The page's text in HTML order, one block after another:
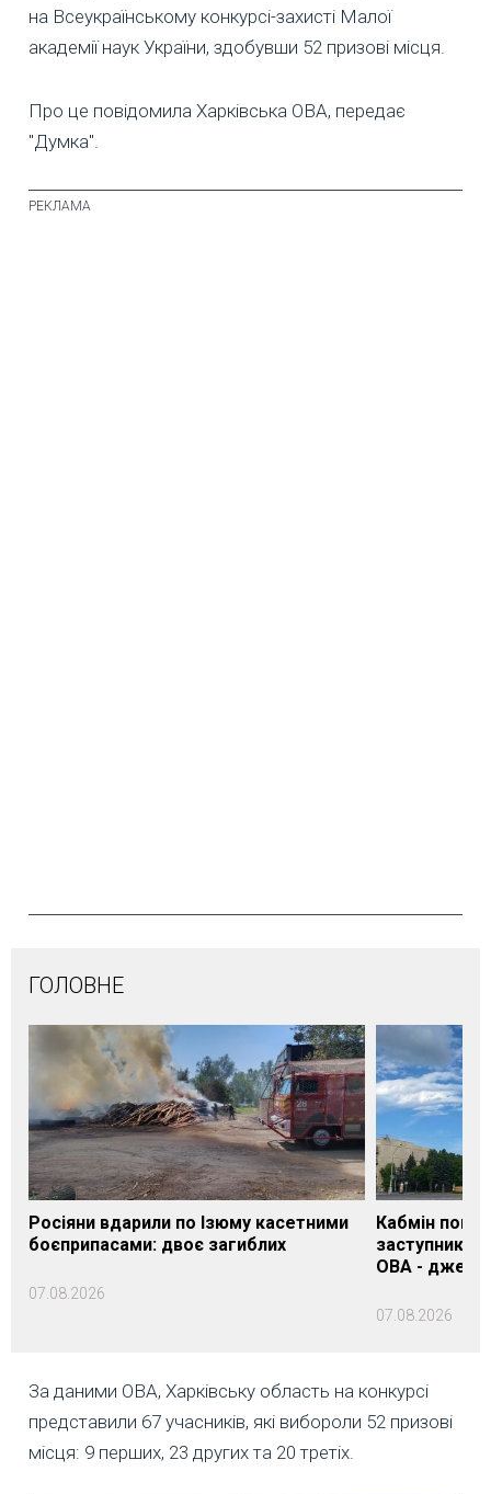
на Всеукраїнському конкурсі-захисті Малої
академії наук України, здобувши 52 призові місця.
Про це повідомила Харківська ОВА, передає
"Думка".
ГОЛОВНЕ
Росіяни вдарили по Ізюму касетними
боєприпасами: двоє загиблих
07.08.2026
Кабмін
заступника
ОВА -
07.08.2026
За даними ОВА, Харківську область на конкурсі
представили 67 учасників, які вибороли 52 призові
місця: 9 перших, 23 других та 20 третіх.